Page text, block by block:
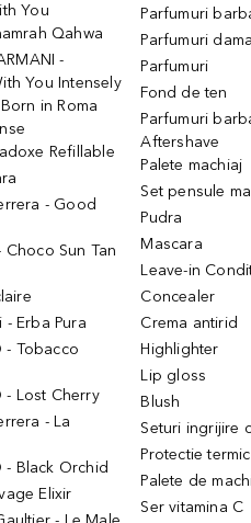
You
Qahwa
-
You Intensely
in Roma
Refillable
- Good
Sun Tan
- Erba Pura
- Tobacco
- Lost Cherry
- La
- Black Orchid
Elixir
Parfumuri
Parfumuri dama
Parfumuri
Fond de ten
Parfumuri
Aftershave
Palete machiaj
Set pensule
Pudra
Mascara
Leave-in
Concealer
Crema antirid
Highlighter
Lip gloss
Blush
Seturi ingrijire
Protectie
Palete de
Ser vitamina C